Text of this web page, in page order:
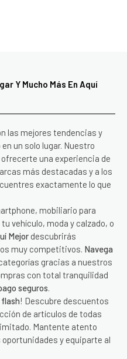
Y Mucho Más En Aquí
las mejores tendencias y
en un solo lugar. Nuestro
una experiencia de
más destacadas y a los
exactamente lo que
mobiliario para
vehículo, moda y calzado, o
Mejor descubrirás
muy competitivos. Navega
gracias a nuestros
con total tranquilidad
seguros.
! Descubre descuentos
de artículos de todas
Mantente atento
y equiparte al